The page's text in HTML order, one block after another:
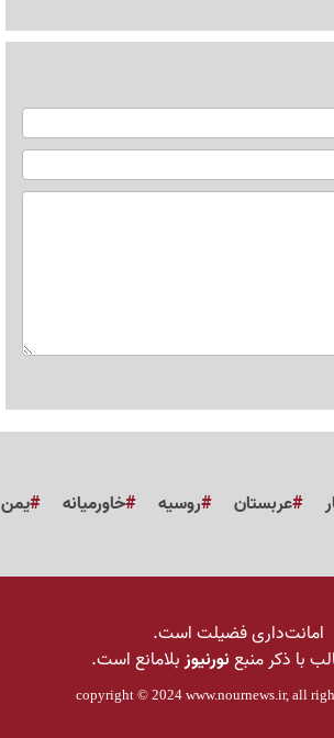
عربستان روسیه خاورمیانه یمن
امانت‌داری فضیلت است.
با ذکر منبعنورنیوزبلامانع است.
copyright © 2024 www.nournews.ir, all